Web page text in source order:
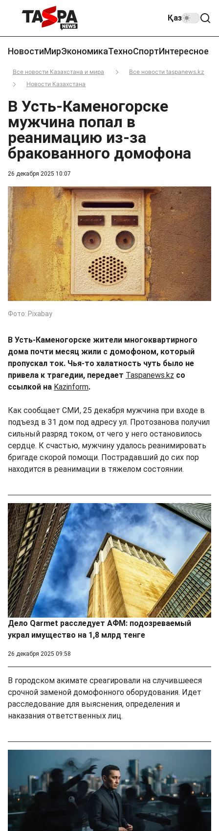
Қаз
НовостиМирЭкономикаТехноСпортИнтересное
Все новости Казахстана и мира
Все новости taspanews.kz
Новости Казахстана
26 декабря 2025 10:07
В Усть-Каменогорске
мужчина попал в
реанимацию из-за
бракованного домофона
Фото: Pixabay
В Усть-Каменогорске жители многоквартирного
дома почти месяц жили с домофоном, который
пропускал ток. Чья-то халатность чуть было не
привела к трагедии, передает Taspanews.kz со
ссылкой на Kazinform.
Как сообщает СМИ, 25 декабря мужчина при входе в
подъезд в 31 дом под адресу ул. Протозанова получил
сильный разряд током, от чего у него остановилось
сердце. К счастью, мужчину удалось реанимировать
бригаде скорой помощи. Пострадавший до сих пор
находится в реанимации в тяжелом состоянии.
Дело Qarmet расследует АФМ: подозреваемый
украл имущество на 1,8 млрд тенге
26 декабря 2025 09:58
В городском акимате среагировали на случившееся
срочной заменой домофонного оборудования. Идет
расследование для выяснения, определения и
наказания ответственных лиц.